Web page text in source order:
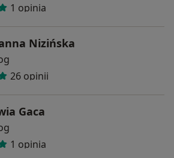
1 opinia
Nizińska
26 opinii
Gaca
1 opinia